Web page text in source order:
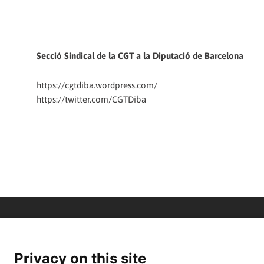
Secció Sindical de la CGT a la Diputació de Barcelona
https://cgtdiba.wordpress.com/
https://twitter.com/CGTDiba
Privacy on this site